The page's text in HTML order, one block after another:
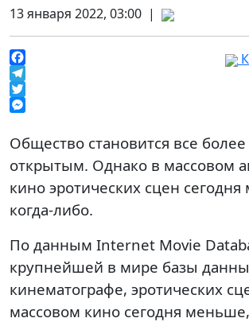
13 января 2022, 03:00 |
Facebook
Telegram
Twitter
Общество становится все более
открытым. Однако в массовом
кино эротических сцен
когда-либо.
По данным Internet Movie
крупнейшей в мире базы
кинематографе, эротических
массовом кино сегодня